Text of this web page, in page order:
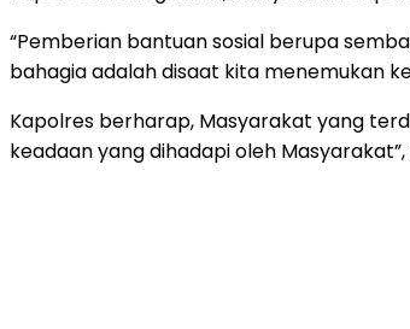
“Pemberian bantuan sosial berupa
bahagia adalah disaat kita menemukan
Kapolres berharap, Masyarakat yang
keadaan yang dihadapi oleh